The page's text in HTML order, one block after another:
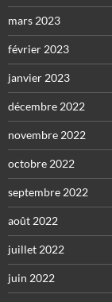
mars 2023
février 2023
janvier 2023
décembre 2022
novembre 2022
octobre 2022
septembre 2022
août 2022
juillet 2022
juin 2022